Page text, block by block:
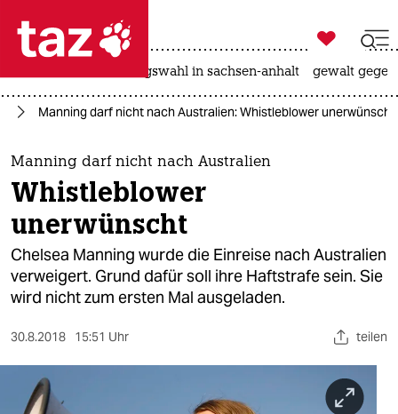
 taz zahl ich
taz zahl ich
themen
politik
öko
gesellschaft
sport
berlin

taz zahl ich
landtagswahl in sachsen-anhalt gewalt
Manning darf nicht nach Australien: Whistleblower unerwünscht
Manning darf nicht nach Australien
Whistleblower
unerwünscht
Chelsea Manning wurde die Einreise nach Australien
verweigert. Grund dafür soll ihre Haftstrafe sein. Sie
wird nicht zum ersten Mal ausgeladen.
30.8.2018 15:51 Uhr teilen